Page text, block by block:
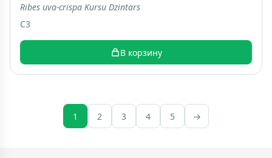
Ribes uva-crispa Kursu Dzintars
C3
В корзину
1 2 3 4 5 →